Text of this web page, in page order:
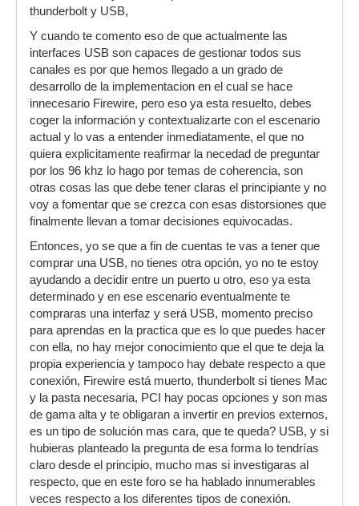
thunderbolt y USB,
Y cuando te comento eso de que actualmente las
interfaces USB son capaces de gestionar todos sus
canales es por que hemos llegado a un grado de
desarrollo de la implementacion en el cual se hace
innecesario Firewire, pero eso ya esta resuelto, debes
coger la información y contextualizarte con el escenario
actual y lo vas a entender inmediatamente, el que no
quiera explicitamente reafirmar la necedad de preguntar
por los 96 khz lo hago por temas de coherencia, son
otras cosas las que debe tener claras el principiante y no
voy a fomentar que se crezca con esas distorsiones que
finalmente llevan a tomar decisiones equivocadas.
Entonces, yo se que a fin de cuentas te vas a tener que
comprar una USB, no tienes otra opción, yo no te estoy
ayudando a decidir entre un puerto u otro, eso ya esta
determinado y en ese escenario eventualmente te
compraras una interfaz y será USB, momento preciso
para aprendas en la practica que es lo que puedes hacer
con ella, no hay mejor conocimiento que el que te deja la
propia experiencia y tampoco hay debate respecto a que
conexión, Firewire está muerto, thunderbolt si tienes Mac
y la pasta necesaria, PCI hay pocas opciones y son mas
de gama alta y te obligaran a invertir en previos externos,
es un tipo de solución mas cara, que te queda? USB, y si
hubieras planteado la pregunta de esa forma lo tendrías
claro desde el principio, mucho mas si investigaras al
respecto, que en este foro se ha hablado innumerables
veces respecto a los diferentes tipos de conexión.